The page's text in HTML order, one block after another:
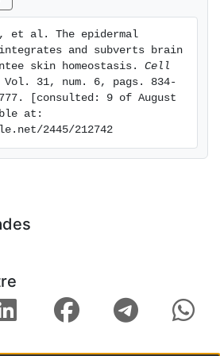
function of peripheral circadian
et al. The epidermal
and subverts brain
skin homeostasis. Cell
Vol. 31, num. 6, pags. 834-
[consulted: 9 of August
at:
2445/212742